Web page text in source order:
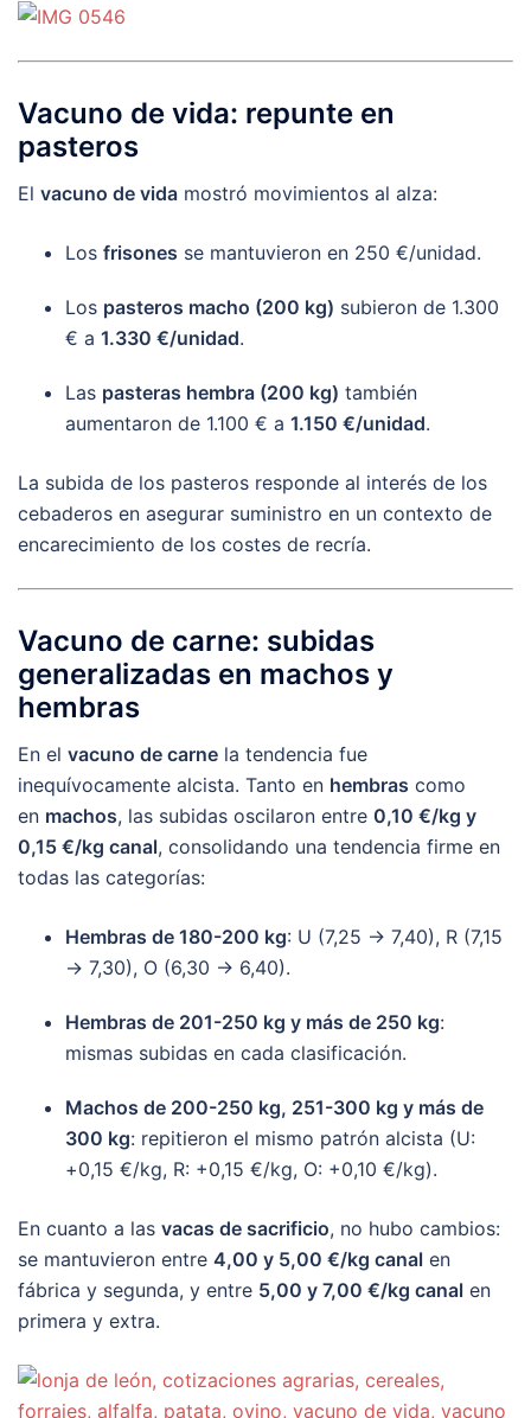
Vacuno de vida: repunte en
pasteros
El vacuno de vida mostró movimientos al alza:
Los frisones se mantuvieron en 250 €/unidad.
Los pasteros macho (200 kg) subieron de 1.300
€ a 1.330 €/unidad.
Las pasteras hembra (200 kg) también
aumentaron de 1.100 € a 1.150 €/unidad.
La subida de los pasteros responde al interés de los
cebaderos en asegurar suministro en un contexto de
encarecimiento de los costes de recría.
Vacuno de carne: subidas
generalizadas en machos y
hembras
En el vacuno de carne la tendencia fue
inequívocamente alcista. Tanto en hembras como
en machos, las subidas oscilaron entre 0,10 €/kg y
0,15 €/kg canal, consolidando una tendencia firme en
todas las categorías:
Hembras de 180-200 kg: U (7,25 → 7,40), R (7,15
→ 7,30), O (6,30 → 6,40).
Hembras de 201-250 kg y más de 250 kg:
mismas subidas en cada clasificación.
Machos de 200-250 kg, 251-300 kg y más de
300 kg: repitieron el mismo patrón alcista (U:
+0,15 €/kg, R: +0,15 €/kg, O: +0,10 €/kg).
En cuanto a las vacas de sacrificio, no hubo cambios:
se mantuvieron entre 4,00 y 5,00 €/kg canal en
fábrica y segunda, y entre 5,00 y 7,00 €/kg canal en
primera y extra.